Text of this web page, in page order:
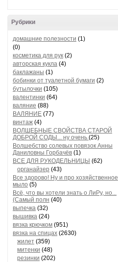
Рубрики
домашние полезности (1)
(0)
косметика для рук (2)
авторская кукла (4)
баклажаны (1)
бобинки от туалетной бумаги (2)
бутылочки (105)
валентинки (64)
валяние (88)
ВАЛЯНИЕ (77)
винтаж (4)
ВОЛШЕБНЫЕ СВОЙСТВА СТАРОЙ
ДОБРОЙ СОДЫ... ну очень (25)
Волшебство солевых повязок Анны
Даниловны Горбачёв (1)
ВСЕ ДЛЯ РУКОДЕЛЬНИЦЫ (62)
органайзер (43)
Все здорово! Ну и про хозяйственное
мыло (5)
Всё, что вы хотели знать о ЛиРу, но...
(Самый полн (40)
выпечка (32)
вышивка (24)
вязка крючком (951)
вязка на спицах (2630)
жилет (359)
митенки (48)
резинки (202)